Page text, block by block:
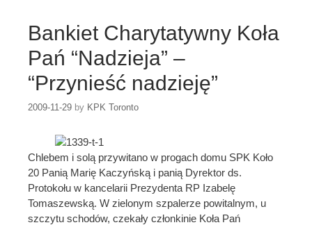
Bankiet Charytatywny Koła
Pań “Nadzieja” –
“Przynieść nadzieję”
2009-11-29 by KPK Toronto
Chlebem i solą przywitano w progach domu SPK Koło
20 Panią Marię Kaczyńską i panią Dyrektor ds.
Protokołu w kancelarii Prezydenta RP Izabelę
Tomaszewską. W zielonym szpalerze powitalnym, u
szczytu schodów, czekały członkinie Koła Pań